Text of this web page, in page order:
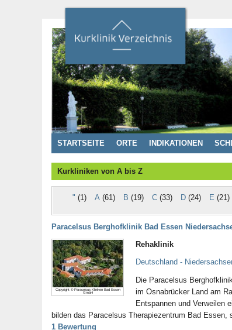
STARTSEITE ORTE INDIKATIONEN
Kurkliniken von A bis Z
" (1) A(61) B (19) C(33) D(24) E (21)
Paracelsus Berghofklinik Bad Essen
Copyright © Paracelsus Kliniken Bad Essen
GmbH
Rehaklinik
Deutschland -
Die Paracelsus
im Osnabrücker Land am
Entspannen und Verweilen
bilden das Paracelsus Therapiezentrum Bad Essen,
1 Bewertung